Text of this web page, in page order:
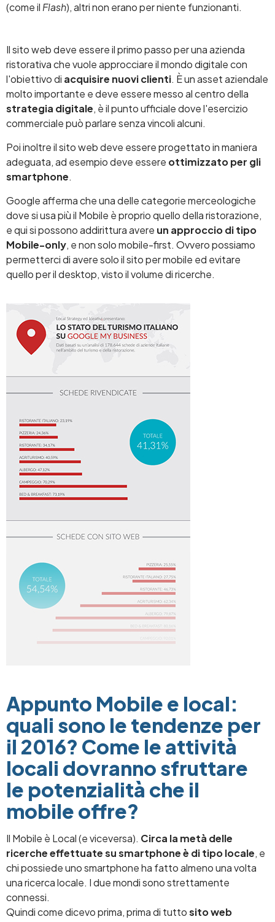
(come il Flash), altri non erano per niente funzionanti.
Il sito web deve essere il primo passo per una azienda
ristorativa che vuole approcciare il mondo digitale con
l'obiettivo di acquisire nuovi clienti. È un asset aziendale
molto importante e deve essere messo al centro della
strategia digitale, è il punto ufficiale dove l'esercizio
commerciale può parlare senza vincoli alcuni.
Poi inoltre il sito web deve essere progettato in maniera
adeguata, ad esempio deve essere ottimizzato per gli
smartphone.
Google afferma che una delle categorie merceologiche
dove si usa più il Mobile è proprio quello della ristorazione,
e qui si possono addirittura avere un approccio di tipo
Mobile-only, e non solo mobile-first. Ovvero possiamo
permetterci di avere solo il sito per mobile ed evitare
quello per il desktop, visto il volume di ricerche.
Appunto Mobile e local:
quali sono le tendenze per
il 2016? Come le attività
locali dovranno sfruttare
le potenzialità che il
mobile offre?
Il Mobile è Local (e viceversa). Circa la metà delle
ricerche effettuate su smartphone è di tipo locale, e
chi possiede uno smartphone ha fatto almeno una volta
una ricerca locale. I due mondi sono strettamente
connessi.
Quindi come dicevo prima, prima di tuttosito web